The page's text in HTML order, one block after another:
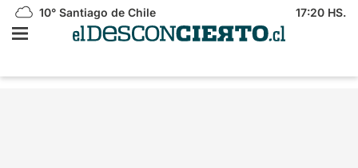
10° Santiago de Chile 17:20 HS.